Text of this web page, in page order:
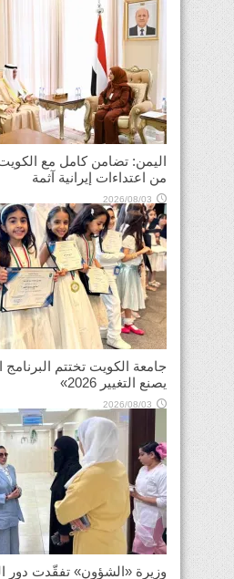
اليمن: تضامن كامل مع
من اعتداءات إيرانية آثمة
2026/08/03
جامعة الكويت تختتم
يصنع التغيير 2026»
2026/08/03
وزيرة «الشؤون» تفقّدت دور